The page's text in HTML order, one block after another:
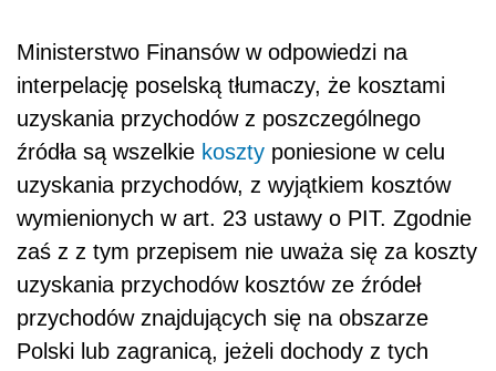
Ministerstwo Finansów w odpowiedzi na
interpelację poselską tłumaczy, że kosztami
uzyskania przychodów z poszczególnego
źródła są wszelkie koszty poniesione w celu
uzyskania przychodów, z wyjątkiem kosztów
wymienionych w art. 23 ustawy o PIT. Zgodnie
zaś z z tym przepisem nie uważa się za koszty
uzyskania przychodów kosztów ze źródeł
przychodów znajdujących się na obszarze
Polski lub zagranicą, jeżeli dochody z tych